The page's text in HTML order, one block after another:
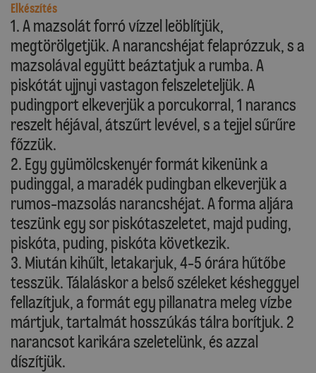
Elkészítés
1. A mazsolát forró vízzel leöblítjük,
megtörölgetjük. A narancshéjat felaprózzuk, s a
mazsolával együtt beáztatjuk a rumba. A
piskótát ujjnyi vastagon felszeleteljük. A
pudingport elkeverjük a porcukorral, 1 narancs
reszelt héjával, átszűrt levével, s a tejjel sűrűre
főzzük.
2. Egy gyümölcskenyér formát kikenünk a
pudinggal, a maradék pudingban elkeverjük a
rumos-mazsolás narancshéjat. A forma aljára
teszünk egy sor piskótaszeletet, majd puding,
piskóta, puding, piskóta következik.
3. Miután kihűlt, letakarjuk, 4-5 órára hűtőbe
tesszük. Tálaláskor a belső széleket késheggyel
fellazítjuk, a formát egy pillanatra meleg vízbe
mártjuk, tartalmát hosszúkás tálra borítjuk. 2
narancsot karikára szeletelünk, és azzal
díszítjük.